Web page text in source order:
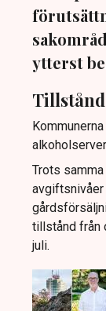
ytterst
Trots
avgiftsnivåer
tillstånd från
juli.